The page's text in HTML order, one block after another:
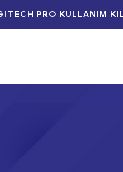
PRO KULLANIM